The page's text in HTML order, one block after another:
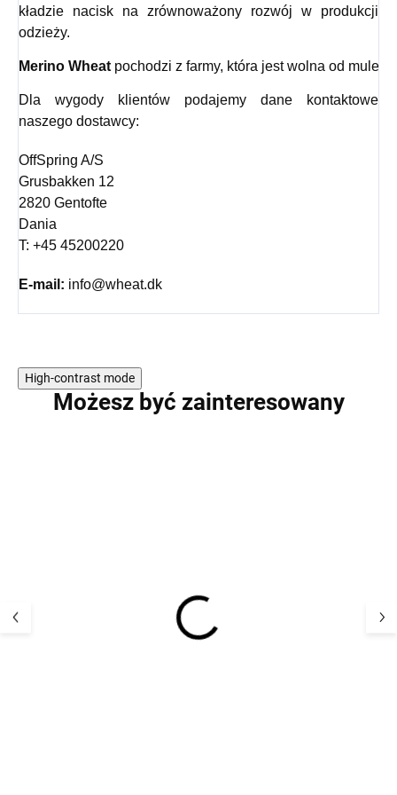
kładzie nacisk na zrównoważony rozwój w produkcji
odzieży.
Merino Wheat pochodzi z farmy, która jest wolna od
Dla wygody klientów podajemy dane kontaktowe
naszego dostawcy:
OffSpring A/S
Grusbakken 12
2820 Gentofte
Dania
T: +45 45200220
E-mail: info@wheat.dk
High-contrast mode
Możesz być zainteresowany